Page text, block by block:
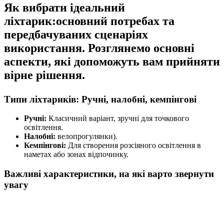
Як вибрати ідеальний
ліхтарик:основний потребах та
передбачуваних сценаріях
використання. Розглянемо основні
аспекти, які допоможуть вам прийняти
вірне рішення.
Типи ліхтариків: Ручні, налобні, кемпінгові
Ручні: Класичний варіант, зручні для точкового
освітлення.
Налобні: велопрогулянки).
Кемпінгові: Для створення розсіяного освітлення в
наметах або зонах відпочинку.
Важливі характеристики, на які варто звернути
увагу